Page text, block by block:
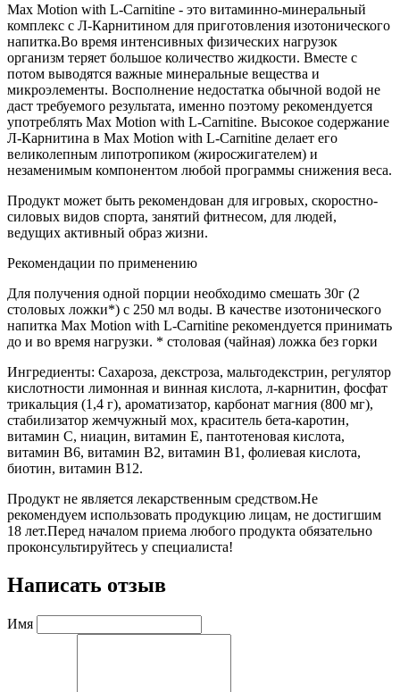
Max Motion with L-Carnitine - это витаминно-минеральный
комплекс с Л-Карнитином для приготовления изотонического
напитка.Во время интенсивных физических нагрузок
организм теряет большое количество жидкости. Вместе с
потом выводятся важные минеральные вещества и
микроэлементы. Восполнение недостатка обычной водой не
даст требуемого результата, именно поэтому рекомендуется
употреблять Max Motion with L-Carnitine. Высокое содержание
Л-Карнитина в Max Motion with L-Carnitine делает его
великолепным липотропиком (жиросжигателем) и
незаменимым компонентом любой программы снижения веса.
Продукт может быть рекомендован для игровых, скоростно-
силовых видов спорта, занятий фитнесом, для людей,
ведущих активный образ жизни.
Рекомендации по применению
Для получения одной порции необходимо смешать 30г (2
столовых ложки*) с 250 мл воды. В качестве изотонического
напитка Max Motion with L-Carnitine рекомендуется принимать
до и во время нагрузки. * столовая (чайная) ложка без горки
Ингредиенты: Сахароза, декстроза, мальтодекстрин, регулятор
кислотности лимонная и винная кислота, л-карнитин, фосфат
трикальция (1,4 г), ароматизатор, карбонат магния (800 мг),
стабилизатор жемчужный мох, краситель бета-каротин,
витамин С, ниацин, витамин Е, пантотеновая кислота,
витамин В6, витамин В2, витамин B1, фолиевая кислота,
биотин, витамин B12.
Продукт не является лекарственным средством.Не
рекомендуем использовать продукцию лицам, не достигшим
18 лет.Перед началом приема любого продукта обязательно
проконсультируйтесь у специалиста!
Написать отзыв
Имя